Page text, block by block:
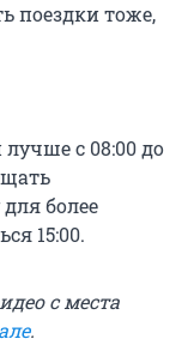
поездки тоже,
с 08:00 до
более
15:00.
с места
.